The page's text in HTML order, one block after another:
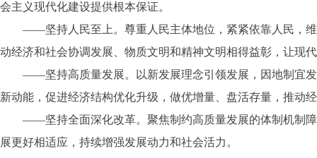
会主义现代化建设提供根本保证。
——坚持人民至上。尊重人民主体地位，紧紧依靠人民，维
动经济和社会协调发展、物质文明和精神文明相得益彰，让现
——坚持高质量发展。以新发展理念引领发展，因地制宜发
新动能，促进经济结构优化升级，做优增量、盘活存量，推动
——坚持全面深化改革。聚焦制约高质量发展的体制机制障
展更好相适应，持续增强发展动力和社会活力。